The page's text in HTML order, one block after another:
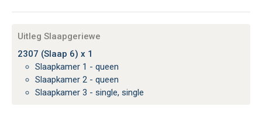
Uitleg Slaapgeriewe
2307 (Slaap 6) x 1
Slaapkamer 1 - queen
Slaapkamer 2 - queen
Slaapkamer 3 - single, single